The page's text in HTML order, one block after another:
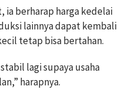
ia berharap harga kedelai
lainnya dapat kembali
tetap bisa bertahan.
lagi supaya usaha
harapnya.